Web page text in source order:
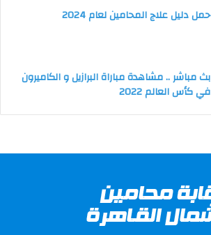
حمل دليل علاج المحامين لعام 2024
بث مباشر .. مشاهدة مباراة البرازيل و الكاميرون
في كأس العالم 2022